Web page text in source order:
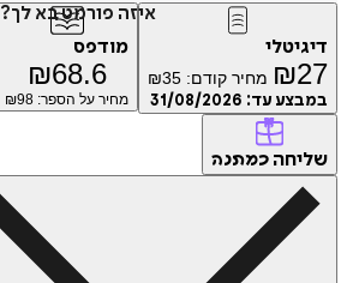
איזה פורמט בא לך?
דיגיטלי
₪27 מחיר קודם: ₪35
במבצע עד: 31/08/2026
מודפס
₪68.6
מחיר על הספר: ₪ 98
שליחה כמתנה